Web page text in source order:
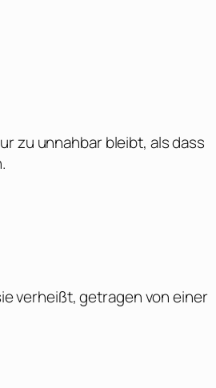
zu unnahbar bleibt, als dass
verheißt, getragen von einer